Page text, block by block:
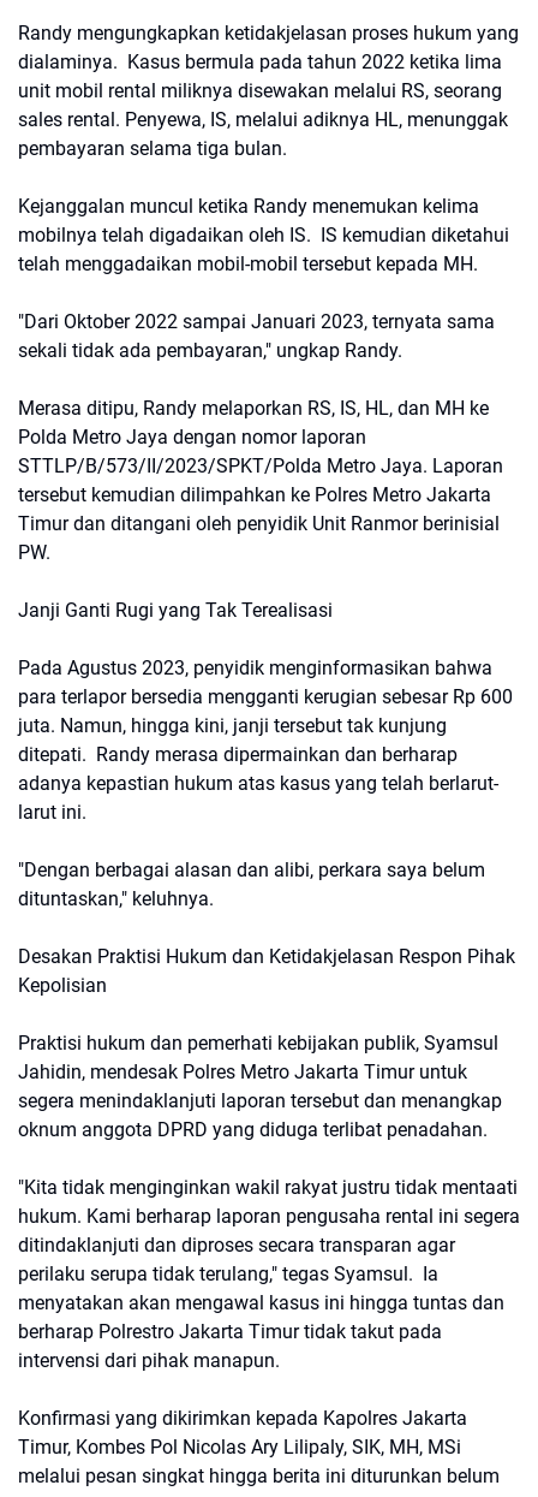
Randy mengungkapkan ketidakjelasan proses hukum yang
dialaminya. Kasus bermula pada tahun 2022 ketika lima
unit mobil rental miliknya disewakan melalui RS, seorang
sales rental. Penyewa, IS, melalui adiknya HL, menunggak
pembayaran selama tiga bulan.
Kejanggalan muncul ketika Randy menemukan kelima
mobilnya telah digadaikan oleh IS. IS kemudian diketahui
telah menggadaikan mobil-mobil tersebut kepada MH.
"Dari Oktober 2022 sampai Januari 2023, ternyata sama
sekali tidak ada pembayaran," ungkap Randy.
Merasa ditipu, Randy melaporkan RS, IS, HL, dan MH ke
Polda Metro Jaya dengan nomor laporan
STTLP/B/573/II/2023/SPKT/Polda Metro Jaya. Laporan
tersebut kemudian dilimpahkan ke Polres Metro Jakarta
Timur dan ditangani oleh penyidik Unit Ranmor berinisial
PW.
Janji Ganti Rugi yang Tak Terealisasi
Pada Agustus 2023, penyidik menginformasikan bahwa
para terlapor bersedia mengganti kerugian sebesar Rp 600
juta. Namun, hingga kini, janji tersebut tak kunjung
ditepati. Randy merasa dipermainkan dan berharap
adanya kepastian hukum atas kasus yang telah berlarut-
larut ini.
"Dengan berbagai alasan dan alibi, perkara saya belum
dituntaskan," keluhnya.
Desakan Praktisi Hukum dan Ketidakjelasan Respon Pihak
Kepolisian
Praktisi hukum dan pemerhati kebijakan publik, Syamsul
Jahidin, mendesak Polres Metro Jakarta Timur untuk
segera menindaklanjuti laporan tersebut dan menangkap
oknum anggota DPRD yang diduga terlibat penadahan.
"Kita tidak menginginkan wakil rakyat justru tidak mentaati
hukum. Kami berharap laporan pengusaha rental ini segera
ditindaklanjuti dan diproses secara transparan agar
perilaku serupa tidak terulang," tegas Syamsul. Ia
menyatakan akan mengawal kasus ini hingga tuntas dan
berharap Polrestro Jakarta Timur tidak takut pada
intervensi dari pihak manapun.
Konfirmasi yang dikirimkan kepada Kapolres Jakarta
Timur, Kombes Pol Nicolas Ary Lilipaly, SIK, MH, MSi
melalui pesan singkat hingga berita ini diturunkan belum